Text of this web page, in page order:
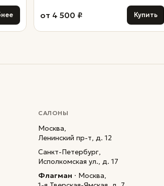
от 4 500 ₽ Купить
САЛОНЫ
Москва,
Ленинский пр-т, д. 12
Санкт-Петербург,
Исполкомская ул., д. 17
Флагман · Москва,